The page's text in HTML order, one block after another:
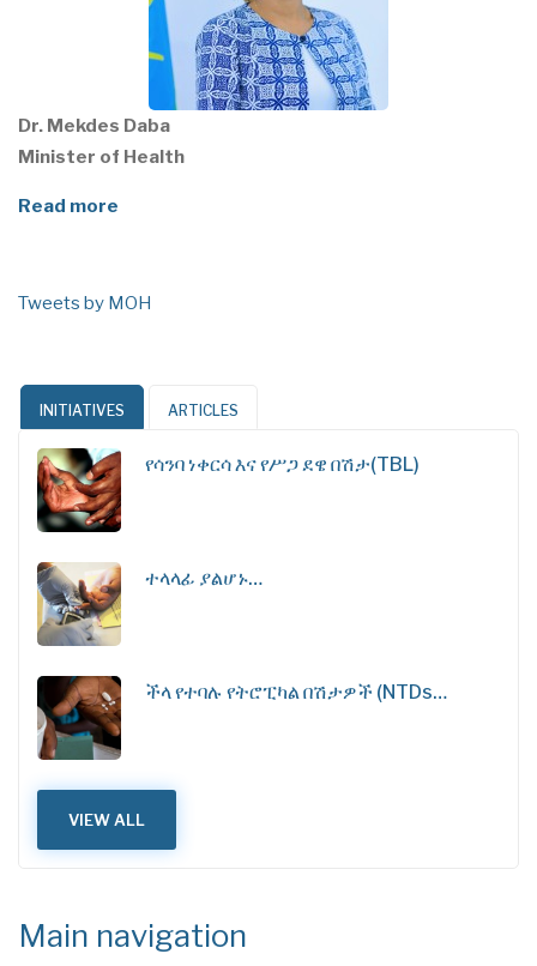
Dr. Mekdes Daba
Minister of Health
Read more
Tweets by MOH
INITIATIVES ARTICLES
የሳንባ ነቀርሳ እና የሥጋ ደዌ በሽታ(TBL)
ተላላፊ ያልሆኑ…
ችላ የተባሉ የትሮፒካል በሽታዎች (NTDs…
VIEW ALL
Main navigation